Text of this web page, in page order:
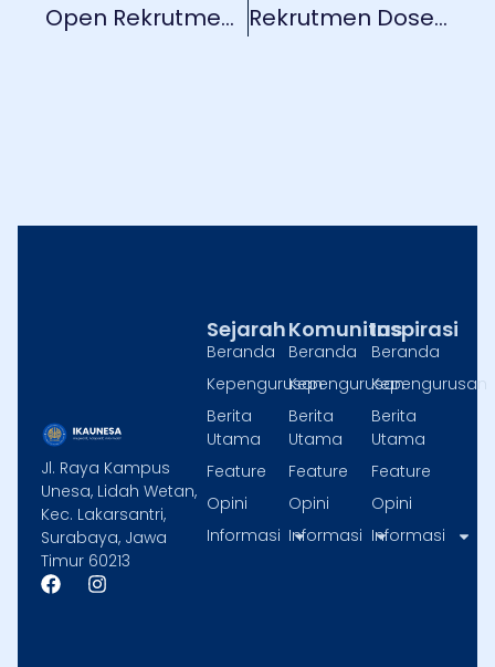
Open Rekrutmen PT Balai Pustaka Rekrutmen Dosen Unesa PTNBH Tahun 2025
Jl. Raya Kampus
Unesa, Lidah Wetan,
Kec. Lakarsantri,
Surabaya, Jawa
Timur 60213
F
a
I
n
Inspirasi
Beranda
Kepengurusan
Berita
Utama
Feature
Opini
Informasi
Komunitas
Beranda
Kepengurusan
Berita
Utama
Feature
Opini
Informasi
Sejarah
Beranda
Kepengurusan
Berita
Utama
Feature
Opini
Informasi